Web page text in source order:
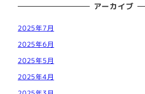
アーカイブ
2025年7月
2025年6月
2025年5月
2025年4月